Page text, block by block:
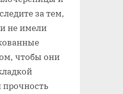
за тем,
не имели
чтобы они
прочность